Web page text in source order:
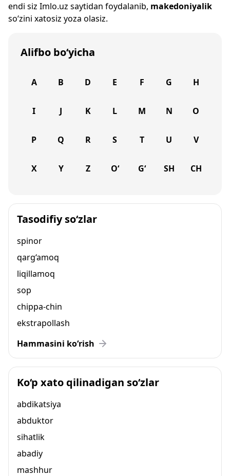
endi siz Imlo.uz saytidan foydalanib, makedoniyalik
so‘zini xatosiz yoza olasiz.
Alifbo bo‘yicha
A B D E F G H
I J K L M N O
P Q R S T U V
X Y Z O‘ G‘ SH CH
Tasodifiy so‘zlar
spinor
qarg‘amoq
liqillamoq
sop
chippa-chin
ekstrapollash
Hammasini ko‘rish
Ko‘p xato qilinadigan so‘zlar
abdikatsiya
abduktor
sihatlik
abadiy
mashhur